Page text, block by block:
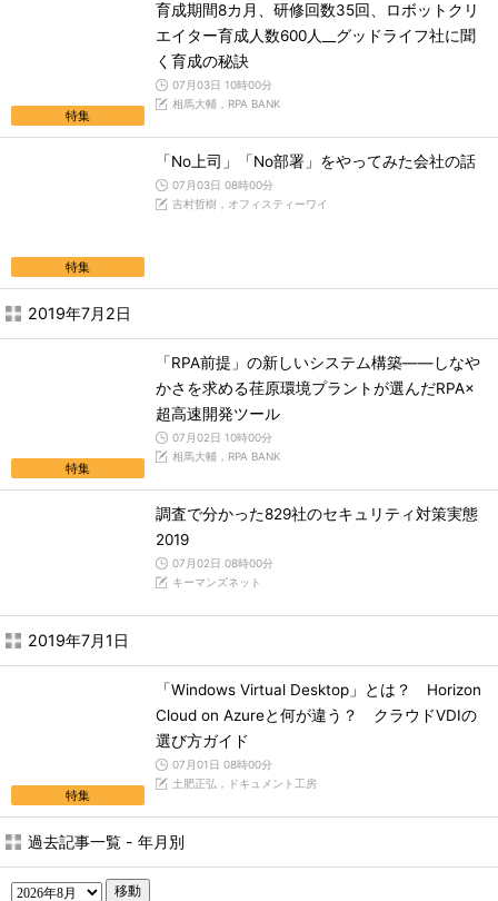
特集
育成期間8カ月、研修回数35回、ロボットクリ
エイター育成人数600人__グッドライフ社に聞
く育成の秘訣
07月03日 10時00分
相馬大輔，RPA BANK
特集
「No上司」「No部署」をやってみた会社の話
07月03日 08時00分
吉村哲樹，オフィスティーワイ
2019年7月2日
特集
「RPA前提」の新しいシステム構築――しなや
かさを求める荏原環境プラントが選んだRPA×
超高速開発ツール
07月02日 10時00分
相馬大輔，RPA BANK
調査で分かった829社のセキュリティ対策実態
2019
07月02日 08時00分
キーマンズネット
2019年7月1日
特集
「Windows Virtual Desktop」とは？ Horizon
Cloud on Azureと何が違う？ クラウドVDIの
選び方ガイド
07月01日 08時00分
土肥正弘，ドキュメント工房
過去記事一覧 - 年月別
移動